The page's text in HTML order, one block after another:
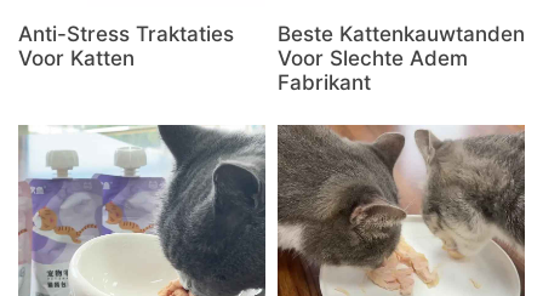
Anti-Stress Traktaties
Voor Katten
Beste Kattenkauwtanden
Voor Slechte Adem
Fabrikant